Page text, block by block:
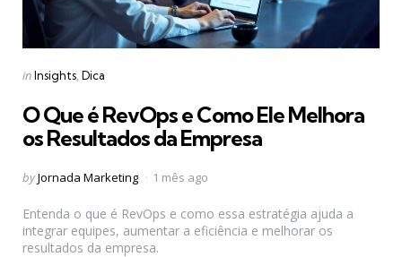
Categories
Posted
inInsights Dica
O Que é RevOps e Como Ele Melhora
os Resultados da Empresa
Posted
byJornada Marketing 1 mês ago
Entenda o que é RevOps e como essa estratégia ajuda a
integrar equipes, aumentar a eficiência e melhorar os
resultados da empresa.